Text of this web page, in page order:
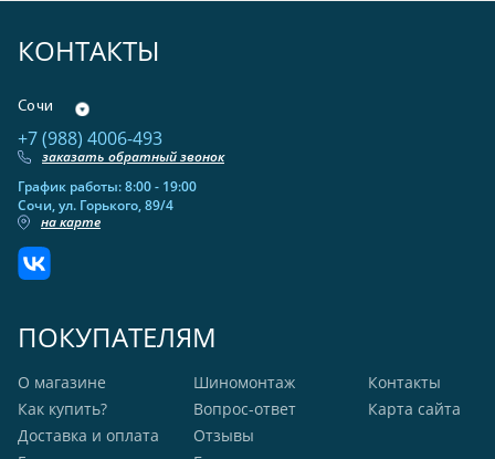
КОНТАКТЫ
Сочи
+7 (988) 4006-493
заказать обратный звонок
График работы: 8:00 - 19:00
Сочи, ул. Горького, 89/4
на карте
ПОКУПАТЕЛЯМ
О магазине
Как купить?
Доставка и оплата
Шиномонтаж
Вопрос-ответ
Отзывы
Контакты
Карта сайта